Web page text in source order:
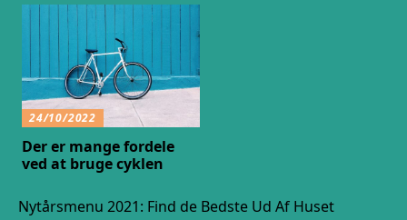
24/10/2022
Der er mange fordele
ved at bruge cyklen
Nytårsmenu 2021: Find de Bedste Ud Af Huset